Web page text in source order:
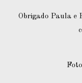
Obrigado Paula e